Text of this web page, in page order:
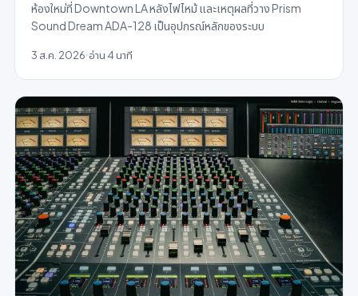
ห้องใหม่ที่ Downtown LA หลังไฟไหม้ และเหตุผลที่วาง Prism
Sound Dream ADA-128 เป็นอุปกรณ์หลักของระบบ
3 ส.ค. 2026 อ่าน 4 นาที